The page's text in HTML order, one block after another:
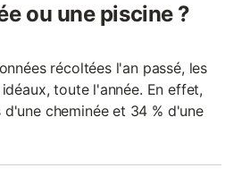
ou une piscine ?
récoltées l'an passé, les
toute l'année. En effet,
cheminée et 34 % d'une